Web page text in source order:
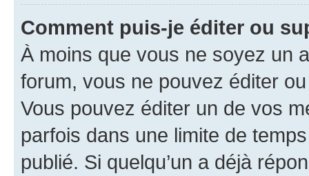
Comment puis-je éditer ou
À moins que vous ne soyez un
forum, vous ne pouvez éditer
Vous pouvez éditer un de vos
parfois dans une limite de
publié. Si quelqu’un a déjà